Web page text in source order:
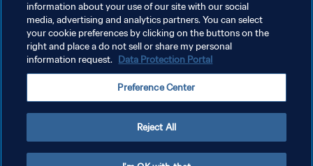
개인정보 보호정책
쿠키 기본 설정 관리
Copyright © 1994 - 2026 FIFA. All rights reserved.
information about your use of our site with our social
media, advertising and analytics partners. You can select
your cookie preferences by clicking on the buttons on the
right and place a do not sell or share my personal
information request. Data Protection Portal
Preference Center
Reject All